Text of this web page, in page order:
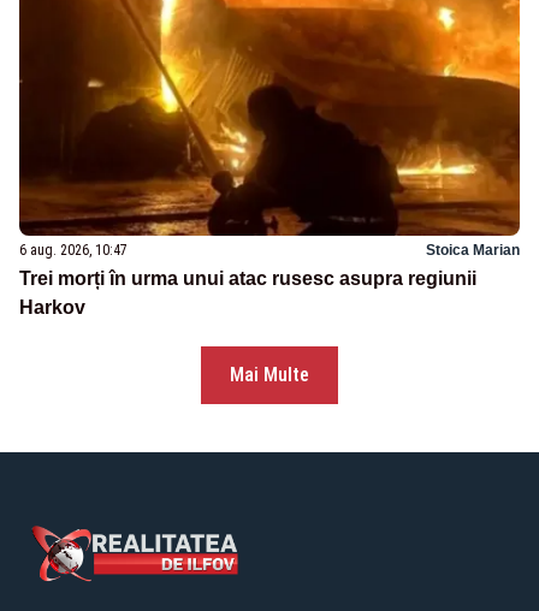
6 aug. 2026, 10:47 Stoica Marian
Trei morți în urma unui atac rusesc asupra regiunii
Harkov
Mai Multe